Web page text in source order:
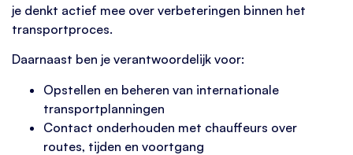
je denkt actief mee over verbeteringen binnen het
transportproces.
Daarnaast ben je verantwoordelijk voor:
Opstellen en beheren van internationale
transportplanningen
Contact onderhouden met chauffeurs over
routes, tijden en voortgang